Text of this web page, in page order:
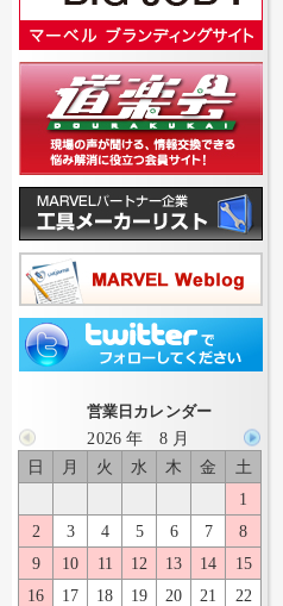
営業日カレンダー
2026 年 8 月
日
月 火 水 木 金
土
1
2
3 4 5 6 7
8
9
10 11 12 13 14
15
16
17 18 19 20 21
22